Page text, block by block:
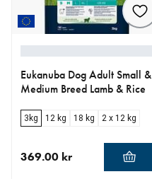
Eukanuba Dog Adult Small &
Medium Breed Lamb & Rice
3kg 12 kg 18 kg 2 x 12 kg
369.00 kr